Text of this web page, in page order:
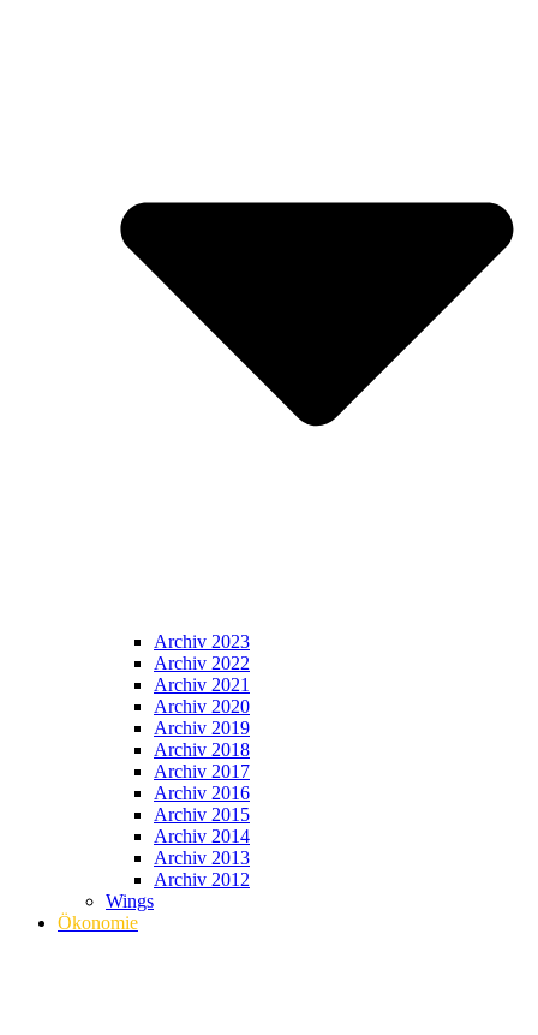
Archiv 2023
Archiv 2022
Archiv 2021
Archiv 2020
Archiv 2019
Archiv 2018
Archiv 2017
Archiv 2016
Archiv 2015
Archiv 2014
Archiv 2013
Archiv 2012
Wings
Ökonomie